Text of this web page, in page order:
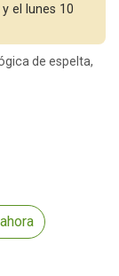
el lunes 10
de espelta,